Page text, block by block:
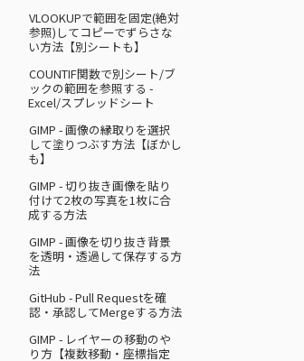
VLOOKUPで範囲を固定(絶対
参照)してコピーでずらさな
い方法【別シートも】
COUNTIF関数で別シート/ブ
ックの範囲を参照する -
Excel/スプレッドシート
GIMP - 画像の縁取りを選択
して塗りつぶす方法【ぼかし
も】
GIMP - 切り抜き画像を貼り
付けて2枚の写真を1枚に合
成する方法
GIMP - 画像を切り抜き背景
を透明・透過して保存する方
法
GitHub - Pull Requestを確
認・承認してMergeする方法
GIMP - レイヤーの移動のや
り方【複数移動・座標指定